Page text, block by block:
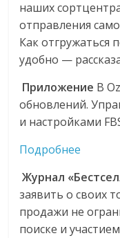
наших
отправления
Как отгружаться
удобно —
Приложение В
обновлений.
и настройками
Подробнее
Журнал
заявить о своих
продажи не
поиске и